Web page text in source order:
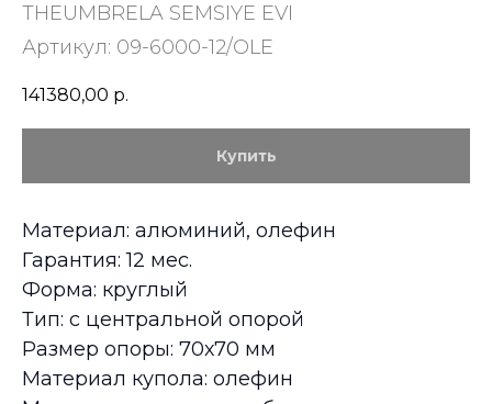
THEUMBRELA SEMSIYE EVI
Артикул: 09-6000-12/OLE
141380,00 р.
Купить
Материал: алюминий, олефин
Гарантия: 12 мес.
Форма: круглый
Тип: с центральной опорой
Размер опоры: 70х70 мм
Материал купола: олефин